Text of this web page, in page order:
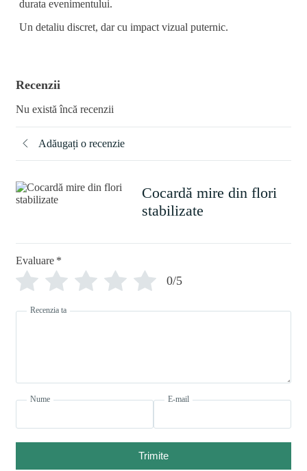
durata evenimentului.
Un detaliu discret, dar cu impact vizual puternic.
Recenzii
Nu există încă recenzii
Adăugați o recenzie
Cocardă mire din flori
stabilizate
Evaluare *
0/5
Recenzia ta
Nume E-mail
Trimite